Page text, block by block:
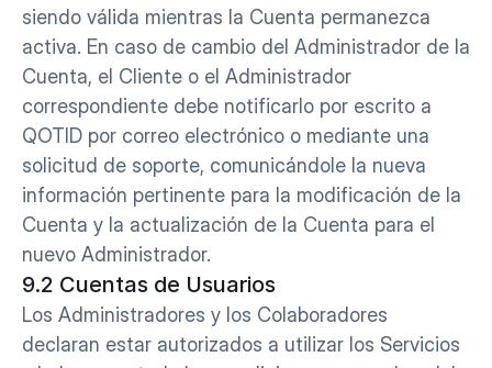
siendo válida mientras la Cuenta permanezca
activa. En caso de cambio del Administrador de la
Cuenta, el Cliente o el Administrador
correspondiente debe notificarlo por escrito a
QOTID por correo electrónico o mediante una
solicitud de soporte, comunicándole la nueva
información pertinente para la modificación de la
Cuenta y la actualización de la Cuenta para el
nuevo Administrador.
9.2 Cuentas de Usuarios
Los Administradores y los Colaboradores
declaran estar autorizados a utilizar los Servicios